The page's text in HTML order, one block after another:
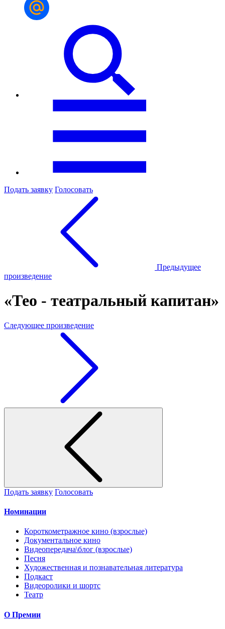
Подать заявку Голосовать
Предыдущее
произведение
«Тео - театральный капитан»
Следующее произведение
Подать заявку Голосовать
Номинации
Короткометражное кино (взрослые)
Документальное кино
Видеопередача\блог (взрослые)
Песня
Художественная и познавательная литература
Подкаст
Видеоролики и шортс
Театр
О Премии